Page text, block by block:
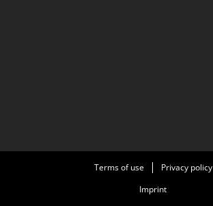
Terms of use
Privacy policy
Imprint